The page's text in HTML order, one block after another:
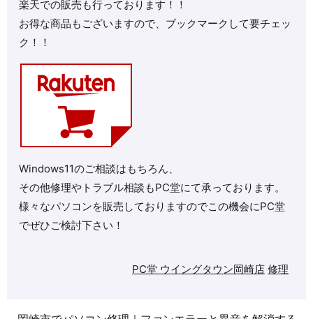
楽天での販売も行っております！！
お得な商品もございますので、ブックマークして要チェッ
ク！！
Windows11のご相談はもちろん、
その他修理やトラブル相談もPC堂にて承っております。
様々なパソコンを販売しておりますのでこの機会にPC堂
でぜひご検討下さい！
PC堂 ウイングタウン岡崎店 修理